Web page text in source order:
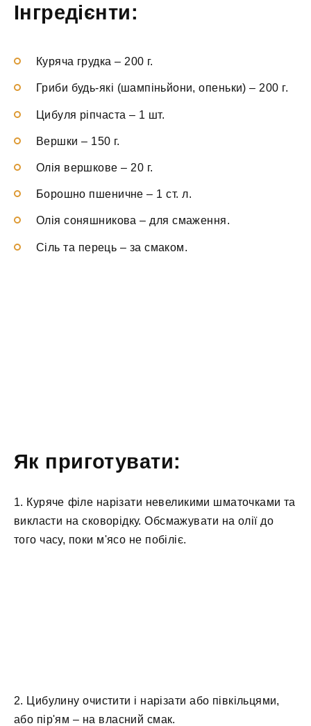
Інгредієнти:
Куряча грудка – 200 г.
Гриби будь-які (шампіньйони, опеньки) –200 г.
Цибуля ріпчаста – 1 шт.
Вершки – 150 г.
Олія вершкове – 20 г.
Борошно пшеничне – 1 ст. л.
Олія соняшникова –для смаження.
Сіль та перець – за смаком.
Як приготувати:
1. Куряче філе нарізати невеликими шматочками та
викласти на сковорідку. Обсмажувати на олії до
того часу, поки м'ясо не побіліє.
2. Цибулину очистити і нарізати або півкільцями,
або пір'ям – на власний смак.